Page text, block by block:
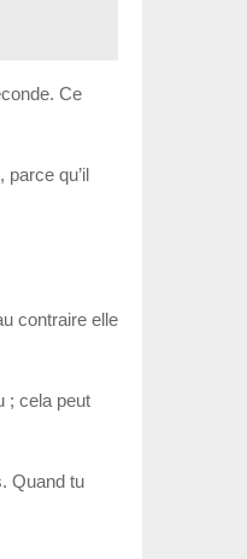
Ce
qu’il
contraire elle
; cela peut
Quand tu